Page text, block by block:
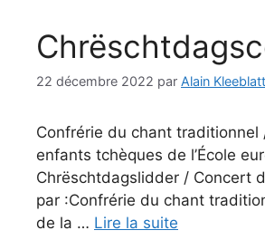
22 décembre 2022 par Alain Kleeblatt
Confrérie du chant traditionnel
enfants tchèques de l’École
Chrëschtdagslidder / Concert
par :Confrérie du chant
de la … Lire la suite